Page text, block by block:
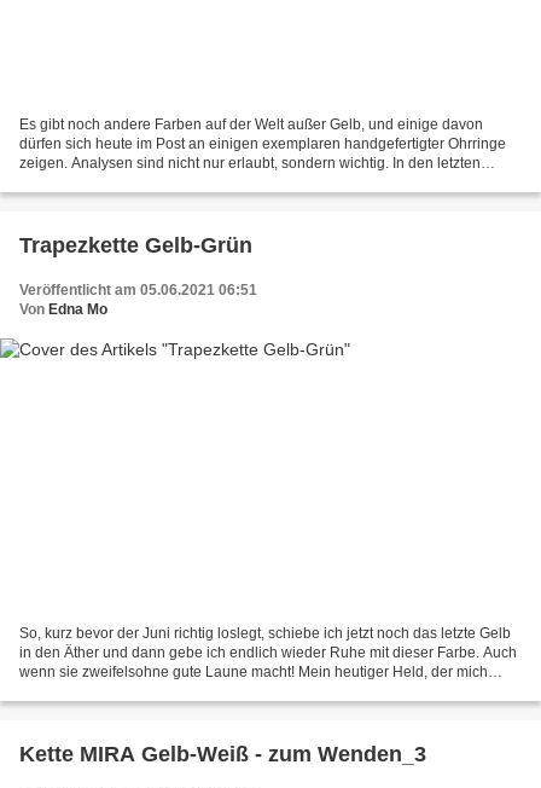
Es gibt noch andere Farben auf der Welt außer Gelb, und einige davon
dürfen sich heute im Post an einigen exemplaren handgefertigter Ohrringe
zeigen. Analysen sind nicht nur erlaubt, sondern wichtig. In den letzten
Trapezkette Gelb-Grün
Veröffentlicht am 05.06.2021 06:51
Von Edna Mo
So, kurz bevor der Juni richtig loslegt, schiebe ich jetzt noch das letzte Gelb
in den Äther und dann gebe ich endlich wieder Ruhe mit dieser Farbe. Auch
wenn sie zweifelsohne gute Laune macht! Mein heutiger Held, der mich
Kette MIRA Gelb-Weiß - zum Wenden_3